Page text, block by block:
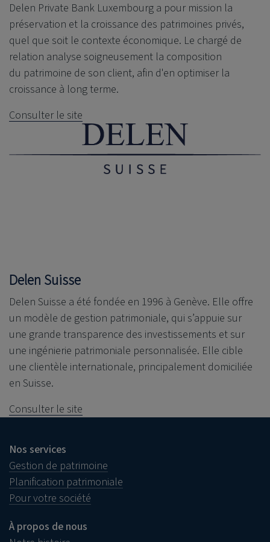
Delen Private Bank Luxembourg a pour mission la
préservation et la croissance des patrimoines privés,
quel que soit le contexte économique. Le chargé de
relation analyse soigneusement la composition
du patrimoine de son client, afin d'en optimiser la
croissance à long terme.
Consulter le site
Delen Suisse
Delen Suisse a été fondée en 1996 à Genève. Elle offre
un modèle de gestion patrimoniale, qui s’appuie sur
une grande transparence des investissements et sur
une ingénierie patrimoniale personnalisée. Elle cible
une clientèle internationale, principalement domiciliée
en Suisse.
Consulter le site
Nos services
Gestion de patrimoine
Planification patrimoniale
Pour votre société
À propos de nous